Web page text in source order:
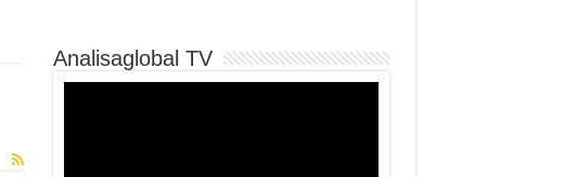
Analisaglobal TV